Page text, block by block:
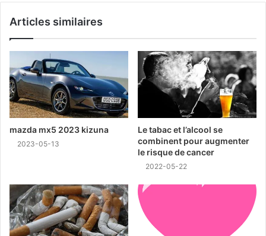
Articles similaires
mazda mx5 2023 kizuna
2023-05-13
Le tabac et l’alcool se
combinent pour augmenter
le risque de cancer
2022-05-22